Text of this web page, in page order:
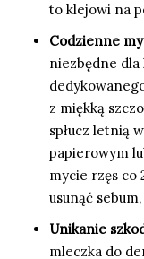
to klejowi na
Codzienne
niezbędne dla
z miękką
spłucz letnią
papierowym
mycie rzęs co
usunąć
Unikanie
mleczka do